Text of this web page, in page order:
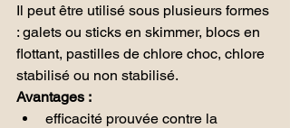
Il peut être utilisé sous plusieurs formes
: galets ou sticks en skimmer, blocs en
flottant, pastilles de chlore choc, chlore
stabilisé ou non stabilisé.
Avantages :
efficacité prouvée contre la